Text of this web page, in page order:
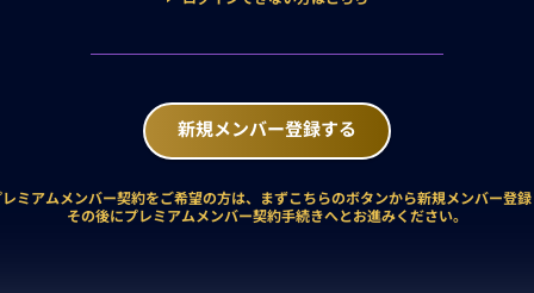
新規メンバー登録する
ミアムメンバー契約をご希望の方は、まずこちらのボタンから新規メンバー登
その後にプレミアムメンバー契約手続きへとお進みください。